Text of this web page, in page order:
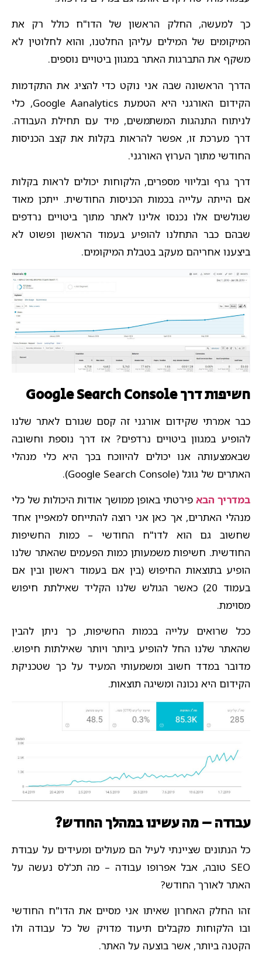
כך למעשה, החלק הראשון של הדו"ח כולל רק את
המיקומים של המילים עליהן החלטנו, והוא לחלוטין לא
משקף את התברגות האתר במגוון ביטויים נוספים.
הדרך הראשונה שבה אני נוקט כדי להציג את התקדמות
הקידום האורגני היא הטמעת Google Aanalytics, כלי
לניתוח התנהגות המשתמשים, מיד עם תחילת העבודה.
דרך מערכת זו, אפשר להראות בקלות את קצב הכניסות
החודשי מתוך הערוץ האורגני.
דרך גרף ובליווי מספרים, הלקוחות יכולים לראות בקלות
אם הייתה עלייה בכמות הכניסות החודשית. ייתכן מאוד
שגולשים אלו נכנסו אלינו לאתר מתוך ביטויים נרדפים
שבהם כבר התחלנו להופיע בעמוד הראשון ופשוט לא
ביצענו אחריהם מעקב בטבלת המיקומים.
חשיפות דרך Google Search Console
כבר אמרתי שקידום אורגני זה קסם שגורם לאתר שלנו
להופיע במגוון ביטויים נרדפים? אז דרך נוספת וחשובה
שבאמצעותה אנו יכולים להיווכח בכך היא כלי מנהלי
האתרים של גוגל (Google Search Console).
במדריך הבא פירטתי באופן ממושך אודות היכולות של כלי
מנהלי האתרים, אך כאן אני רוצה להתייחס למאפיין אחד
שחשוב גם הוא לדו"ח החודשי – כמות החשיפות
החודשית. חשיפות משמעותן כמות הפעמים שהאתר שלנו
הופיע בתוצאות החיפוש (בין אם בעמוד ראשון ובין אם
בעמוד 20) כאשר הגולש שלנו הקליד שאילתת חיפוש
מסוימת.
ככל שרואים עלייה בכמות החשיפות, כך ניתן להבין
שהאתר שלנו החל להופיע ביותר ויותר שאילתות חיפוש.
מדובר במדד חשוב ומשמעותי המעיד על כך שטכניקת
הקידום היא נכונה ומשיגה תוצאות.
עבודה – מה עשינו במהלך החודש?
כל הנתונים שציינתי לעיל הם מעולים ומעידים על עבודת
SEO טובה, אבל אפרופו עבודה – מה תכ'לס נעשה על
האתר לאורך החודש?
זהו החלק האחרון שאיתו אני מסיים את הדו"ח החודשי
ובו הלקוחות מקבלים תיעוד מדויק של כל עבודה ולו
הקטנה ביותר, אשר בוצעה על האתר.